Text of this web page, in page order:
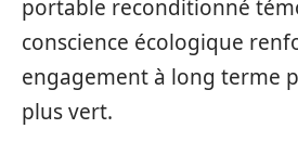
portable reconditionné
conscience écologique
engagement à long terme
plus vert.